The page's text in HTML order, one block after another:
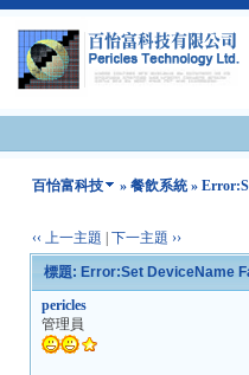
百怡富科技 » 餐飲系統»
‹‹ 上一主題 下一主題 ››
標題: Error:Set DeviceName
pericles
管理員